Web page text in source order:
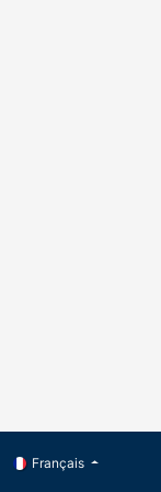
Français